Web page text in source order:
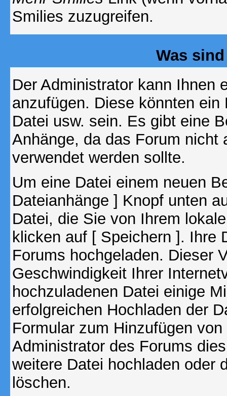
Smilies zuzugreifen.
Was
Der Administrator kann Ihnen
anzufügen. Diese könnten
Datei usw. sein. Es gibt eine
Anhänge, da das Forum nicht
verwendet werden sollte.
Um eine Datei einem neuen
Dateianhänge ] Knopf unten
Datei, die Sie von Ihrem
klicken auf [ Speichern ]. Ihre
Forums hochgeladen. Dieser
Geschwindigkeit Ihrer
hochzuladenen Datei einige
erfolgreichen Hochladen der
Formular zum Hinzufügen
Administrator des Forums
weitere Datei hochladen oder
löschen.